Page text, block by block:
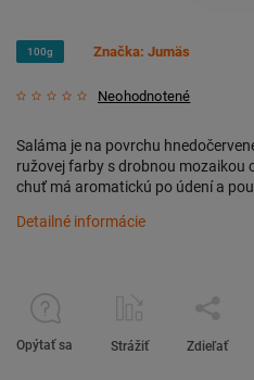
100g
Neohodnotené
Značka: Jumäs
Saláma je na povrchu
ružovej farby s drobnou mozaikou
chuť má aromatickú po údení a
Detailné informácie
Opýtať sa Strážiť Zdieľať